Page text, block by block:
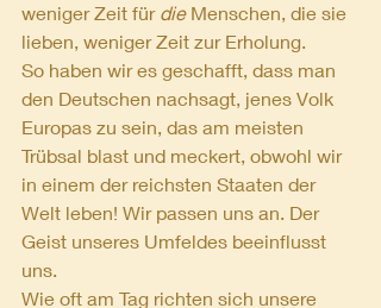
weniger Zeit für die Menschen, die sie
lieben, weniger Zeit zur Erholung.
So haben wir es geschafft, dass man
den Deutschen nachsagt, jenes Volk
Europas zu sein, das am meisten
Trübsal blast und meckert, obwohl wir
in einem der reichsten Staaten der
Welt leben! Wir passen uns an. Der
Geist unseres Umfeldes beeinflusst
uns.
Wie oft am Tag richten sich unsere